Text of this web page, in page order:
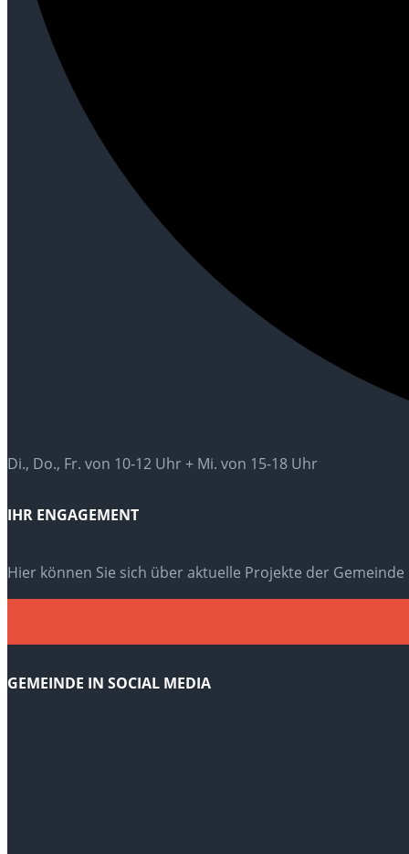
Di., Do., Fr. von 10-12 Uhr + Mi. von 15-18 Uhr
IHR ENGAGEMENT
Hier können Sie sich über aktuelle Projekte der
GEMEINDE IN SOCIAL MEDIA